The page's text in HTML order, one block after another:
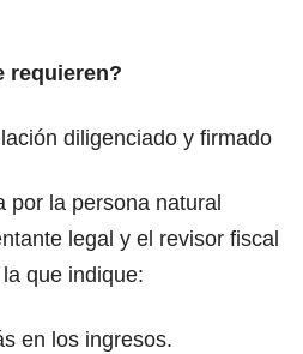
requieren?
diligenciado y firmado
por la persona natural
legal y el revisor fiscal
que indique:
en los ingresos.